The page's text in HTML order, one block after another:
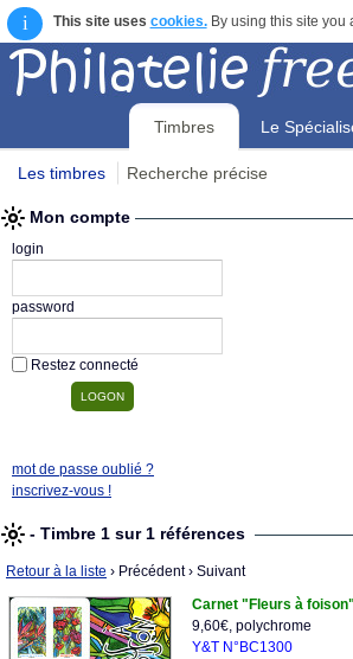
i This site uses cookies.By using this site you
Timbres Le
Les timbres Recherche précise
Mon compte
login
password
Restez connecté
mot de passe oublié ?
inscrivez-vous !
- Timbre 1 sur 1 références
Retour à la liste › Précédent› Suivant
Carnet "Fleurs à foison"
9,60€, polychrome
Y&T N°BC1300